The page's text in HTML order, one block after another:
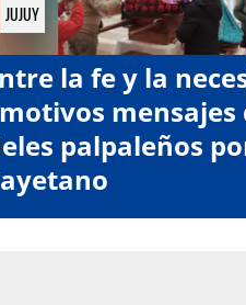
JUJUY
la fe y la
mensajes
palpaleños